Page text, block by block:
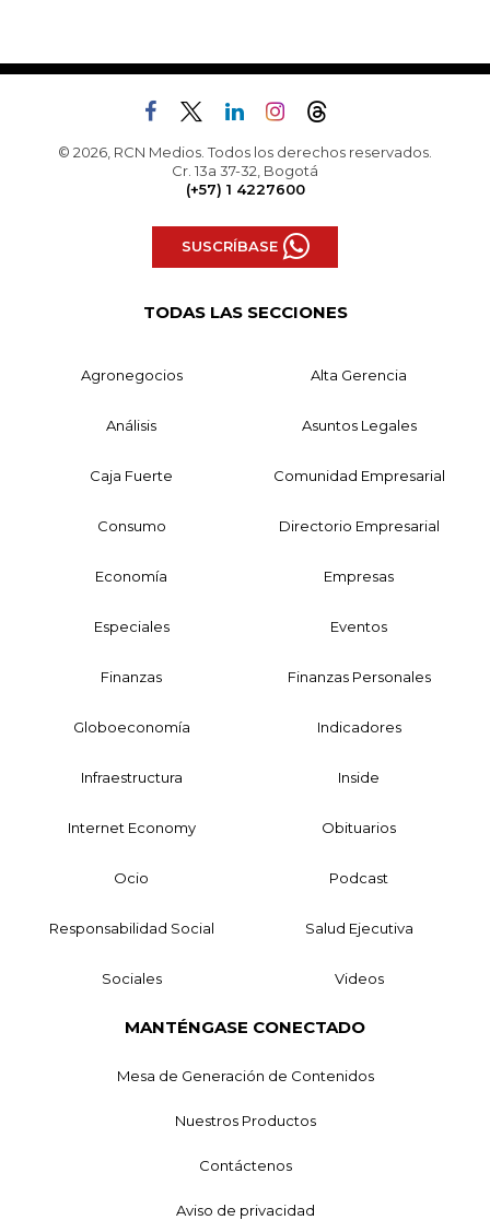
© 2026, RCN Medios. Todos los derechos reservados.
Cr. 13a 37-32, Bogotá
(+57) 1 4227600
SUSCRÍBASE
TODAS LAS SECCIONES
Agronegocios Alta Gerencia
Análisis Asuntos Legales
Caja Fuerte Comunidad Empresarial
Consumo Directorio Empresarial
Economía Empresas
Especiales Eventos
Finanzas Finanzas Personales
Globoeconomía Indicadores
Infraestructura Inside
Internet Economy Obituarios
Ocio Podcast
Responsabilidad Social Salud Ejecutiva
Sociales Videos
MANTÉNGASE CONECTADO
Mesa de Generación de Contenidos
Nuestros Productos
Contáctenos
Aviso de privacidad